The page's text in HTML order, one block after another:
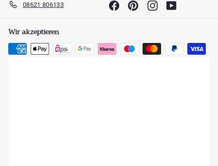
08621 806133 FacebookPinterestInstagram
Wir akzeptieren